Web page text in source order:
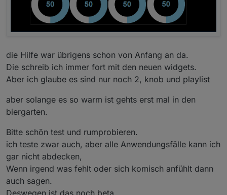
die Hilfe war übrigens schon von Anfang an da.
Die schreib ich immer fort mit den neuen widgets.
Aber ich glaube es sind nur noch 2, knob und playlist
aber solange es so warm ist gehts erst mal in den
biergarten.
Bitte schön test und rumprobieren.
ich teste zwar auch, aber alle Anwendungsfälle kann ich
gar nicht abdecken,
Wenn irgend was fehlt oder sich komisch anfühlt dann
auch sagen.